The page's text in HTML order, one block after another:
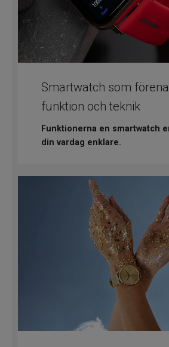
Smartwatch som
funktion och teknik
Funktionerna en smartwatch
din vardag enklare.